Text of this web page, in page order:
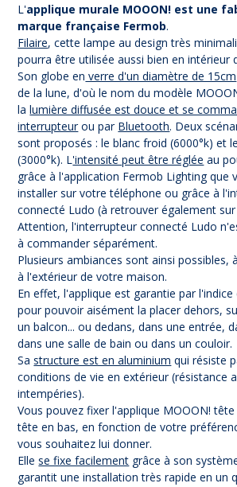
L'applique murale MOOON! est une
marque française Fermob.
Filaire, cette lampe au design très
pourra être utilisée aussi bien en intérieur
Son globe en verre d'un diamètre de 15cm
de la lune, d'où le nom du modèle
lalumière diffusée est douce et se
interrupteurou par Bluetooth. Deux
sont proposés : le blanc froid (6000°k) et
(3000°k). L'intensité peut être réglée au
grâce à l'application Fermob Lighting que
installer sur votre téléphone ou grâce à
connecté Ludo (à retrouver également
Attention, l'interrupteur connecté Ludo
à commander séparément.
Plusieurs ambiances sont ainsi possibles,
à l'extérieur de votre maison.
En effet, l'applique est garantie par
pour pouvoir aisément la placer dehors,
un balcon... ou dedans, dans une entrée,
dans une salle de bain ou dans un couloir.
Sastructure est en aluminium qui résiste
conditions de vie en extérieur (résistance
intempéries).
Vous pouvez fixer l'applique MOOON!
tête en bas, en fonction de votre
vous souhaitez lui donner.
Ellese fixe facilement grâce à son
garantit une installation très rapide en un